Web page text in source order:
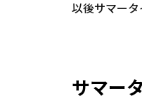
以後サマー
サマー